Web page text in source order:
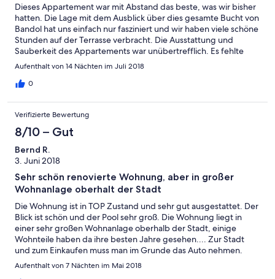
Dieses Appartement war mit Abstand das beste, was wir bisher
hatten. Die Lage mit dem Ausblick über dies gesamte Bucht von
Bandol hat uns einfach nur fasziniert und wir haben viele schöne
Stunden auf der Terrasse verbracht. Die Ausstattung und
Sauberkeit des Appartements war unübertrefflich. Es fehlte
absolut an nichts und die Einrichtung war sehr geschmackvoll
Vermieterin, Frau Parodi, die trotz ihrer Abwesenheit uns ganz
unvergesslichen Urlaub zu ermöglichen. Wir können alles
uneingeschränkt weiterempfehlen. Merci beaucoup, Madame
Parodi ! Wir haben uns sehr, sehr wohlgefühlt !
Aufenthalt von 14 Nächten im Juli 2018
0
Verifizierte Bewertung
8/10 – Gut
Bernd R.
3. Juni 2018
Sehr schön renovierte Wohnung, aber in großer
Wohnanlage oberhalt der Stadt
Die Wohnung ist in TOP Zustand und sehr gut ausgestattet. Der
Blick ist schön und der Pool sehr groß. Die Wohnung liegt in
einer sehr großen Wohnanlage oberhalb der Stadt, einige
Wohnteile haben da ihre besten Jahre gesehen.... Zur Stadt
und zum Einkaufen muss man im Grunde das Auto nehmen.
Aufenthalt von 7 Nächten im Mai 2018